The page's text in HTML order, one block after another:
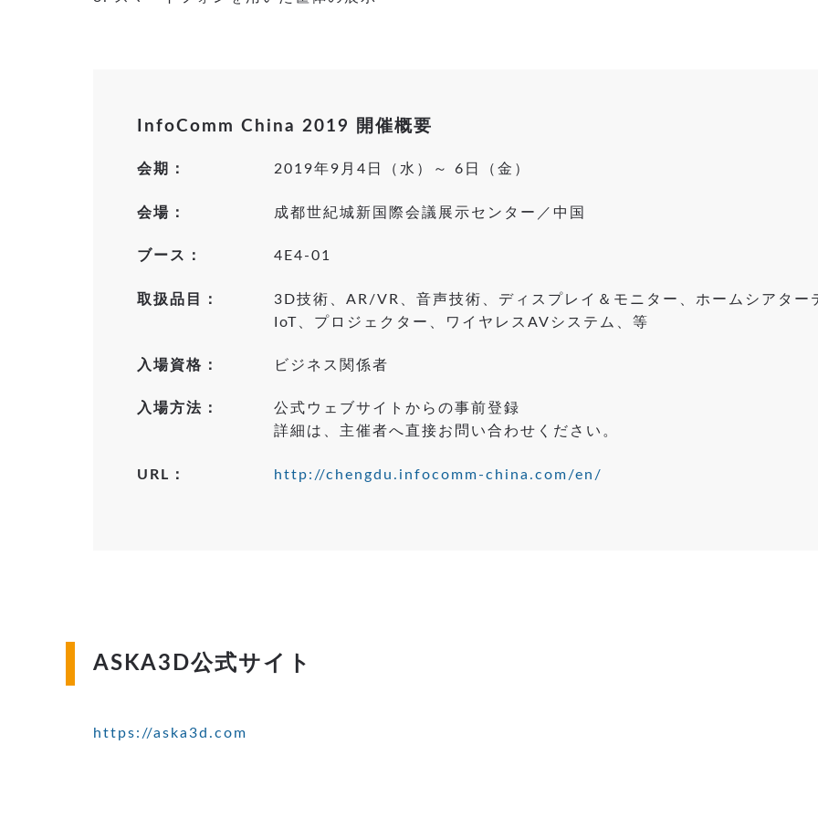
InfoComm China 2019 開催概要
会期： 2019年9月4日（水）～ 6日（金）
会場： 成都世紀城新国際会議展示センター／中国
ブース： 4E4-01
取扱品目：
3D技術、AR/VR、音声技術、ディスプレイ＆モニター、ホームシアター
IoT、プロジェクター、ワイヤレスAVシステム、等
入場資格： ビジネス関係者
入場方法：
公式ウェブサイトからの事前登録
詳細は、主催者へ直接お問い合わせください。
URL： http://chengdu.infocomm-china.com/en/
ASKA3D公式サイト
https://aska3d.com